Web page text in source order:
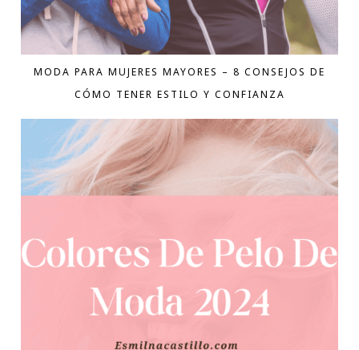
MODA PARA MUJERES MAYORES – 8 CONSEJOS DE
CÓMO TENER ESTILO Y CONFIANZA